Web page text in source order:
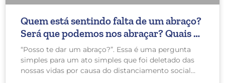
Quem está sentindo falta de um abraço?
Será que podemos nos abraçar? Quais os
riscos?
“Posso te dar um abraço?”. Essa é uma pergunta
simples para um ato simples que foi deletado das
nossas vidas por causa do distanciamento social